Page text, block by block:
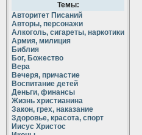
Темы:
Авторитет Писаний
Авторы, персонажи
Алкоголь, сигареты, наркотики
Армия, милиция
Библия
Бог, Божество
Вера
Вечеря, причастие
Воспитание детей
Деньги, финансы
Жизнь христианина
Закон, грех, наказание
Здоровье, красота, спорт
Иисус Христос